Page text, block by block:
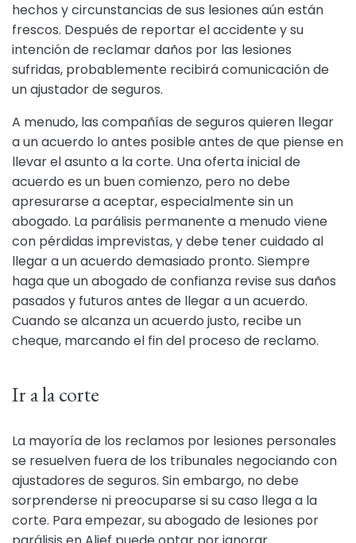
hechos y circunstancias de sus lesiones aún están
frescos. Después de reportar el accidente y su
intención de reclamar daños por las lesiones
sufridas, probablemente recibirá comunicación de
un ajustador de seguros.
A menudo, las compañías de seguros quieren llegar
a un acuerdo lo antes posible antes de que piense en
llevar el asunto a la corte. Una oferta inicial de
acuerdo es un buen comienzo, pero no debe
apresurarse a aceptar, especialmente sin un
abogado. La parálisis permanente a menudo viene
con pérdidas imprevistas, y debe tener cuidado al
llegar a un acuerdo demasiado pronto. Siempre
haga que un abogado de confianza revise sus daños
pasados y futuros antes de llegar a un acuerdo.
Cuando se alcanza un acuerdo justo, recibe un
cheque, marcando el fin del proceso de reclamo.
Ir a la corte
La mayoría de los reclamos por lesiones personales
se resuelven fuera de los tribunales negociando con
ajustadores de seguros. Sin embargo, no debe
sorprenderse ni preocuparse si su caso llega a la
corte. Para empezar, su abogado de lesiones por